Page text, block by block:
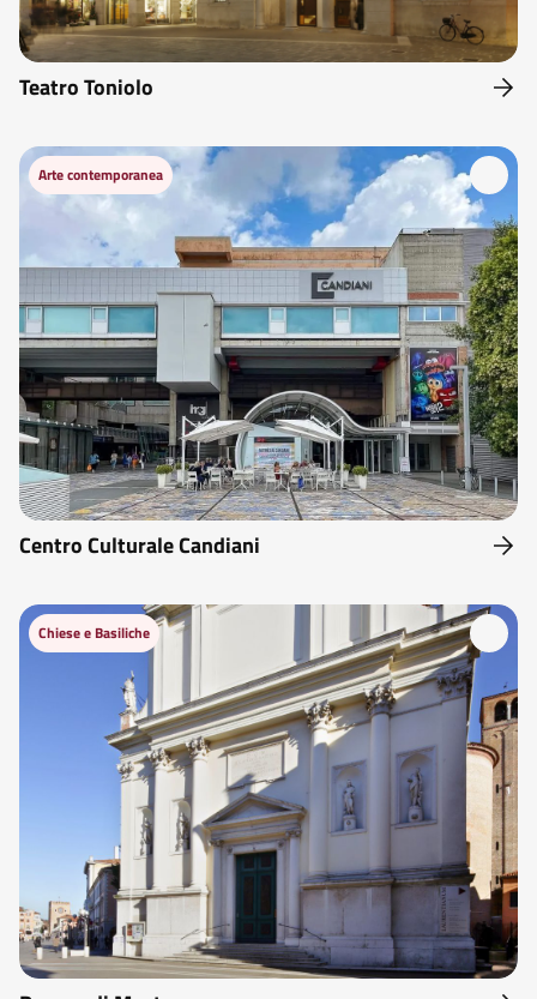
Teatro Toniolo
Arte contemporanea
Centro Culturale Candiani
Chiese e Basiliche